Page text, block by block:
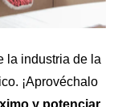
la industria de la
¡Aprovéchalo